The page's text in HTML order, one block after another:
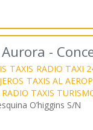
-
TAXIS RADIO TAXI
TAXIS AL
RADIO TAXIS
O’higgins S/N